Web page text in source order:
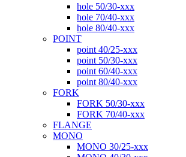
hole 50/30-xxx
hole 70/40-xxx
hole 80/40-xxx
POINT
point 40/25-xxx
point 50/30-xxx
point 60/40-xxx
point 80/40-xxx
FORK
FORK 50/30-xxx
FORK 70/40-xxx
FLANGE
MONO
MONO 30/25-xxx